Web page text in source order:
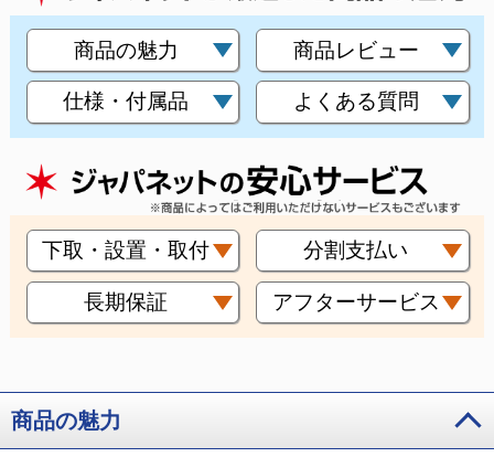
商品の魅力 商品レビュー
仕様・付属品 よくある質問
下取・設置・取付 分割支払い
長期保証 アフターサービス
商品の魅力